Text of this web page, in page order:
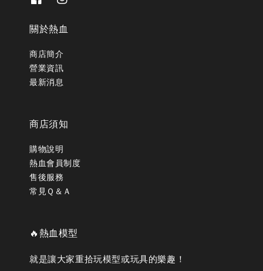
關於熱血
商店簡介
營業資訊
最新消息
商店須知
購物說明
熱血會員制度
售後服務
常見Ｑ＆Ａ
🔥熱血模型
就是讓大家重拾玩模型或玩具的樂趣！